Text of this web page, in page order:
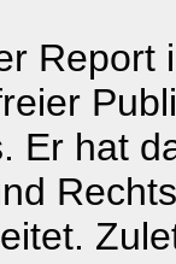
Report
Er hat